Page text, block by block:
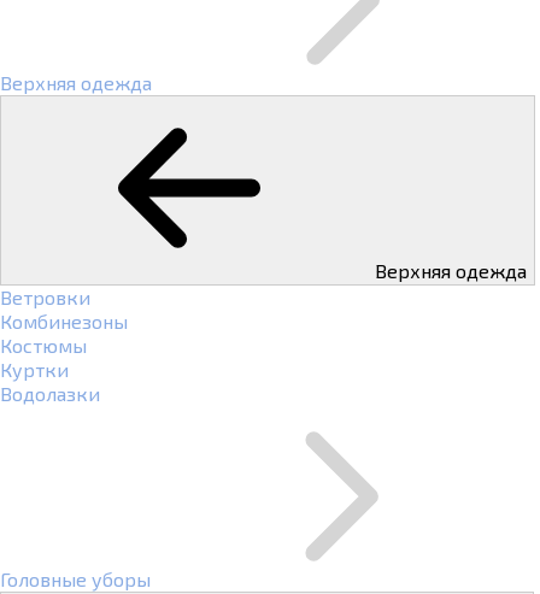
Верхняя одежда
Верхняя одежда
Ветровки
Комбинезоны
Костюмы
Куртки
Водолазки
Головные уборы